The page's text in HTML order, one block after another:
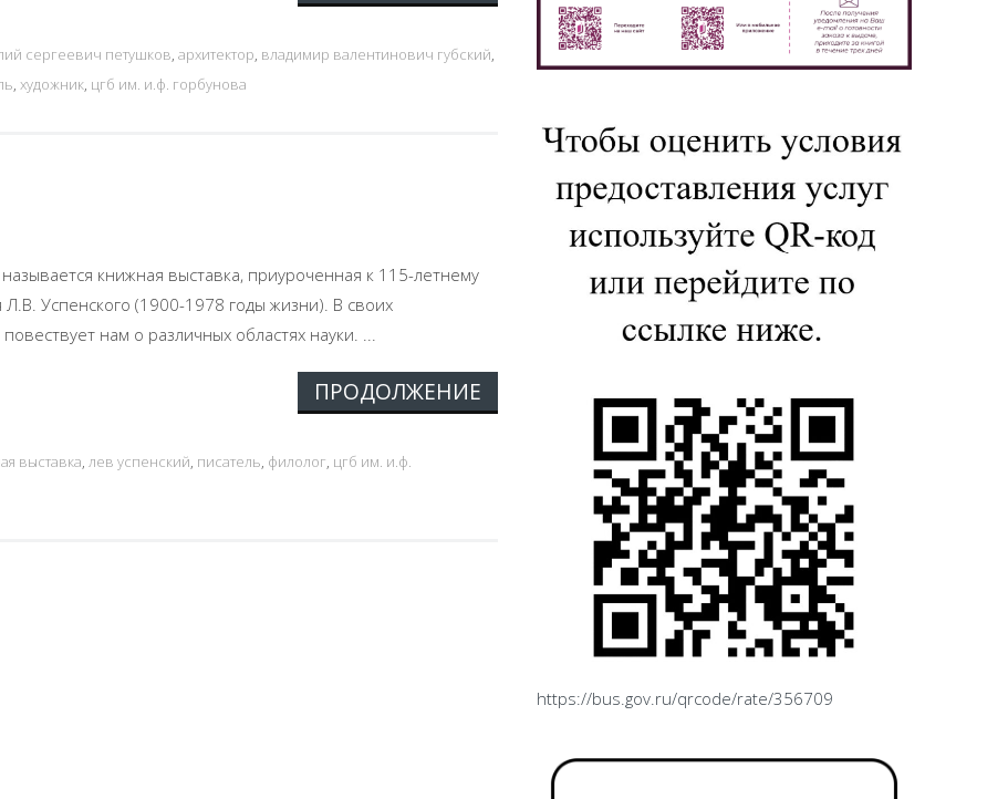
сергеевич петушков, архитектор, владимир валентинович губский,
, художник, цгб им. и.ф. горбунова
называется книжная выставка, приуроченная к 115-летнему
Успенского (1900-1978 годы жизни). В своих
нам о различных областях науки. ...
ПРОДОЛЖЕНИЕ
выставка, лев успенский, писатель, филолог, цгб им. и.ф.
https://bus.gov.ru/qrcode/rate/356709